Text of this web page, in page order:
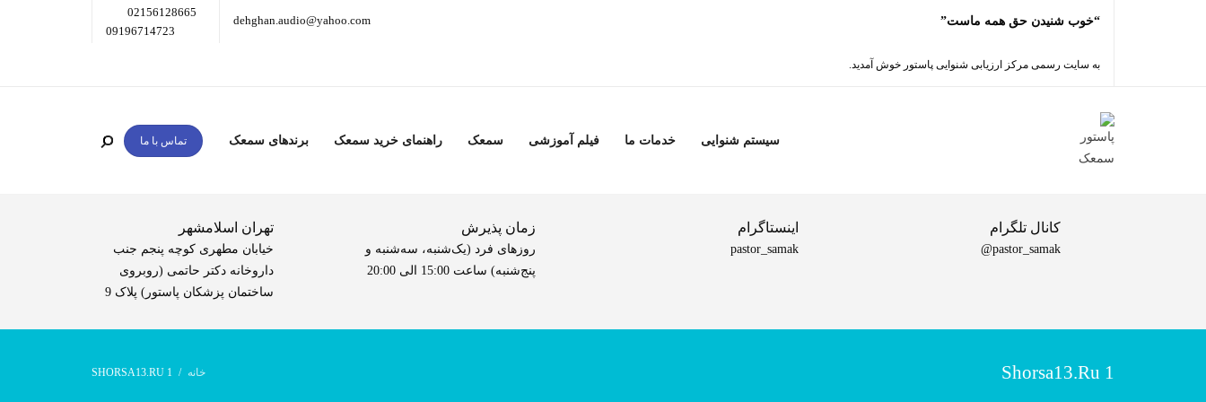
“خوب شنیدن حق همه ماست”
به سایت رسمی مرکز ارزیابی شنوایی پاستور خوش آمدید.
dehghan.audio@yahoo.com
02156128665
09196714723
سیستم شنوایی خدمات ما فیلم آموزشی سمعک راهنمای خرید سمعک برندهای سمعک تماس با ما
کانال تلگرام
pastor_samak@
اینستاگرام
pastor_samak
زمان پذیرش
روزهای فرد (یک‌شنبه، سه‌شنبه و
پنج‌شنبه) ساعت 15:00 الی 20:00
تهران اسلامشهر
خیابان مطهری کوچه پنجم جنب
داروخانه دکتر حاتمی (روبروی
ساختمان پزشکان پاستور) پلاک 9
Shorsa13.ru 1 خانه SHORSA13.RU 1